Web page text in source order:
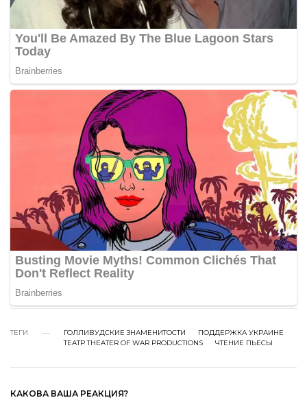
ТЕГИ ГОЛЛИВУДСКИЕ ЗНАМЕНИТОСТИ
ПОДДЕРЖКА УКРАИНЕ
ТЕАТР THEATER OF WAR PRODUCTIONS
ЧТЕНИЕ ПЬЕСЫ
КАКОВА ВАША РЕАКЦИЯ?